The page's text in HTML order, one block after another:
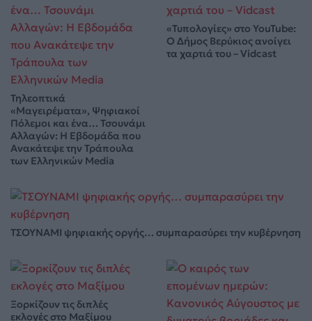
Τηλεοπτικά
«Μαγειρέματα», Ψηφιακοί
Πόλεμοι και ένα… Τσουνάμι
Αλλαγών: Η Εβδομάδα που
Ανακάτεψε την Τράπουλα
των Ελληνικών Media
«Τυπολογίες» στο YouTube:
Ο Δήμος Βερύκιος ανοίγει
τα χαρτιά του – Vidcast
ΤΣΟΥΝΑΜΙ ψηφιακής οργής… συμπαρασύρει την κυβέρνηση
Ξορκίζουν τις διπλές
εκλογές στο Μαξίμου